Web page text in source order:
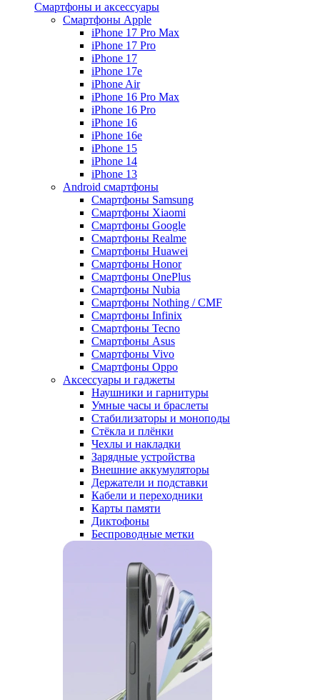
Смартфоны и аксессуары
Смартфоны Apple
iPhone 17 Pro Max
iPhone 17 Pro
iPhone 17
iPhone 17e
iPhone Air
iPhone 16 Pro Max
iPhone 16 Pro
iPhone 16
iPhone 16e
iPhone 15
iPhone 14
iPhone 13
Android cмартфоны
Смартфоны Samsung
Смартфоны Xiaomi
Смартфоны Google
Смартфоны Realme
Смартфоны Huawei
Смартфоны Honor
Смартфоны OnePlus
Смартфоны Nubia
Смартфоны Nothing / CMF
Смартфоны Infinix
Смартфоны Tecno
Смартфоны Asus
Смартфоны Vivo
Смартфоны Oppo
Аксессуары и гаджеты
Наушники и гарнитуры
Умные часы и браслеты
Стабилизаторы и моноподы
Стёкла и плёнки
Чехлы и накладки
Зарядные устройства
Внешние аккумуляторы
Держатели и подставки
Кабели и переходники
Карты памяти
Диктофоны
Беспроводные метки